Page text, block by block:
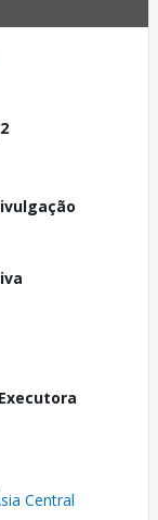
2
Central